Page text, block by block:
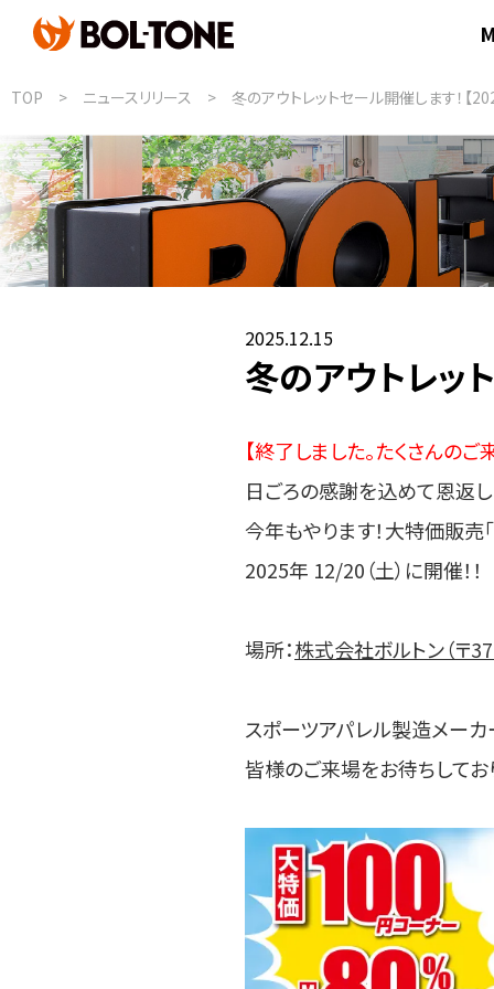
MUNTER
MUNTERのミッション
MUNTERのオーダー方法
ピックアップコンテンツ
チームオーダーギャラリー
TOP ニュースリリース 冬のアウトレットセール開催します！【
2025.12.15
冬のアウトレッ
【終了しました。たくさんの
日ごろの感謝を込めて恩返し
今年もやります！大特価販売
2025年 12/20（土）に開催！！
場所：株式会社ボルトン（〒
スポーツアパレル製造メー
皆様のご来場をお待ちしてお